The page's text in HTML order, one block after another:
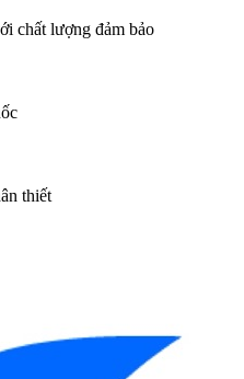
chất lượng đảm bảo
thiết